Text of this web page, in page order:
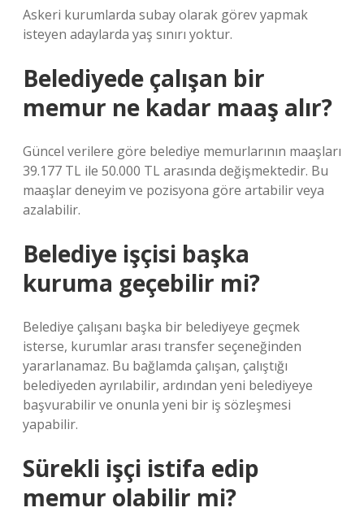
Askeri kurumlarda subay olarak görev yapmak
isteyen adaylarda yaş sınırı yoktur.
Belediyede çalışan bir
memur ne kadar maaş alır?
Güncel verilere göre belediye memurlarının maaşları
39.177 TL ile 50.000 TL arasında değişmektedir. Bu
maaşlar deneyim ve pozisyona göre artabilir veya
azalabilir.
Belediye işçisi başka
kuruma geçebilir mi?
Belediye çalışanı başka bir belediyeye geçmek
isterse, kurumlar arası transfer seçeneğinden
yararlanamaz. Bu bağlamda çalışan, çalıştığı
belediyeden ayrılabilir, ardından yeni belediyeye
başvurabilir ve onunla yeni bir iş sözleşmesi
yapabilir.
Sürekli işçi istifa edip
memur olabilir mi?